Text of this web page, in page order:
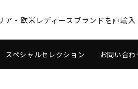
・欧米レディースブランドを直輸入
スペシャルセレクション お問い合わ